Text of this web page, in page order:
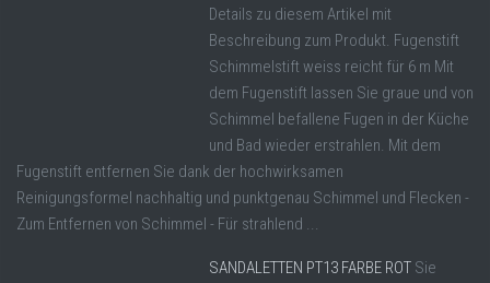
Details zu diesem Artikel mit
Beschreibung zum Produkt. Fugenstift
Schimmelstift weiss reicht für 6 m Mit
dem Fugenstift lassen Sie graue und von
Schimmel befallene Fugen in der Küche
und Bad wieder erstrahlen. Mit dem
Fugenstift entfernen Sie dank der hochwirksamen
Reinigungsformel nachhaltig und punktgenau Schimmel und Flecken -
Zum Entfernen von Schimmel - Für strahlend ...
SANDALETTEN PT13 FARBE ROT Sie